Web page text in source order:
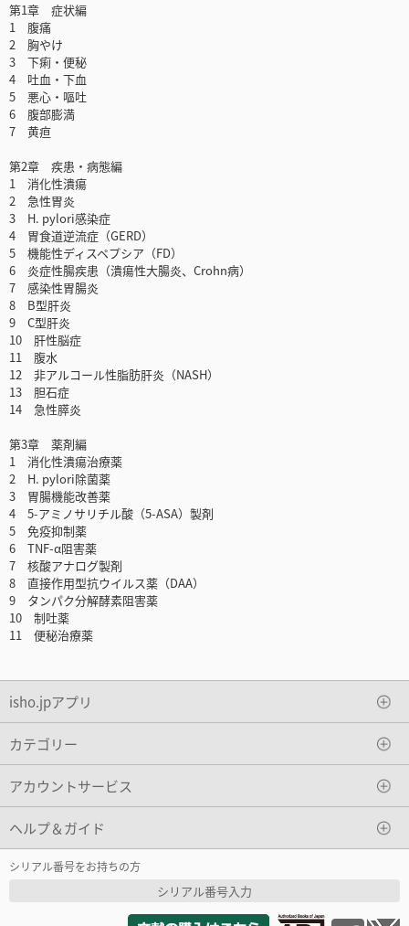
第1章 症状編
1 腹痛
2 胸やけ
3 下痢・便秘
4 吐血・下血
5 悪心・嘔吐
6 腹部膨満
7 黄疸
第2章 疾患・病態編
1 消化性潰瘍
2 急性胃炎
3 H. pylori感染症
4 胃食道逆流症（GERD）
5 機能性ディスペプシア（FD）
6 炎症性腸疾患（潰瘍性大腸炎、Crohn病）
7 感染性胃腸炎
8 B型肝炎
9 C型肝炎
10 肝性脳症
11 腹水
12 非アルコール性脂肪肝炎（NASH）
13 胆石症
14 急性膵炎
第3章 薬剤編
1 消化性潰瘍治療薬
2 H. pylori除菌薬
3 胃腸機能改善薬
4 5-アミノサリチル酸（5-ASA）製剤
5 免疫抑制薬
6 TNF-α阻害薬
7 核酸アナログ製剤
8 直接作用型抗ウイルス薬（DAA）
9 タンパク分解酵素阻害薬
10 制吐薬
11 便秘治療薬
isho.jpアプリ
カテゴリー
アカウントサービス
ヘルプ＆ガイド
シリアル番号をお持ちの方
シリアル番号入力